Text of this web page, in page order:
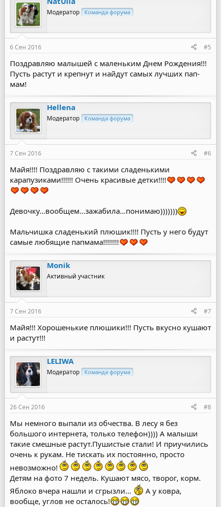
Модератор Команда форума
6 Сен 2016 #5
Поздравляю малышей с маленьким Днем Рождения!!!
Пусть растут и крепнут и найдут самых лучших пап-
мам!
Hellena
Модератор Команда форума
7 Сен 2016 #6
Майя!!!! Поздравляю с такими сладенькими
карапузиками!!!!!! Очень красивые детки!!!!
Девочку…вообщем…зажабила…понимаю)))))))
Мальчишка сладенький плюшик!!!! Пусть у него будут
самые любящие папмама!!!!!!!!
Monik
Активный участник
7 Сен 2016 #7
Майя!!! Хорошенькие плюшики!!! Пусть вкусно кушают
и растут!!!
LELIWA
Модератор Команда форума
26 Сен 2016 #8
Мы немного выпали из обчества. В лесу я без
большого интернета, только телефон)))) А малыши
такие смешные растут.Пушистые стали! И приучились
очень к рукам. Не тискать их постоянно, просто
невозможно!
Детям на фото 7 недель. Кушают мясо, творог, корм.
Яблоко вчера нашли и сгрызли...
А у ковра,
вообще, углов не осталось!